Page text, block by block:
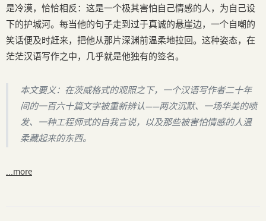
是冷漠，恰恰相反：这是一个极其害怕自己情感的人，为自己设
下的护城河。每当他的句子走到过于真诚的悬崖边，一个自嘲的
笑话便及时赶来，把他从那片深渊前温柔地拉回。这种姿态，在
茫茫汉语写作之中，几乎就是他独有的签名。
本文要义：在茨威格式的观照之下，一个汉语写作者二十年
间的一百六十篇文字被重新辨认——两次沉默、一场华美的喷
发、一种工程师式的自我言说，以及那些被害怕情感的人温
柔藏起来的东西。
...more